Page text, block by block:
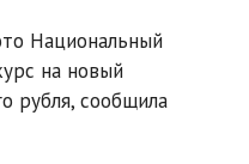
Национальный
на новый
рубля, сообщила